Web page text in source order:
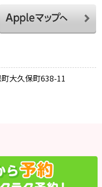
大久保町638-11